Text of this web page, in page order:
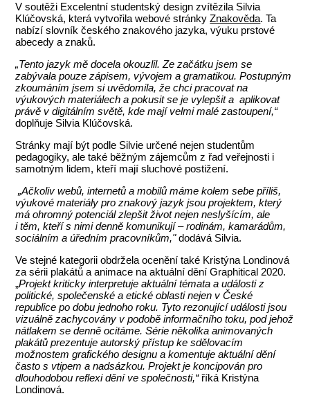
V soutěži Excelentní studentský design zvítězila Silvia
Klúčovská, která vytvořila webové stránkyZnakověda. Ta
nabízí slovník českého znakového jazyka, výuku prstové
abecedy a znaků.
„Tento jazyk mě docela okouzlil. Ze začátku jsem se
zabývala pouze zápisem, vývojem a gramatikou. Postupným
zkoumáním jsem si uvědomila, že chci pracovat na
výukových materiálech a pokusit se je vylepšit a aplikovat
právě v digitálním světě, kde mají velmi malé zastoupení,“
doplňuje Silvia Klúčovská.
Stránky mají být podle Silvie určené nejen studentům
pedagogiky, ale také běžným zájemcům z řad veřejnosti i
samotným lidem, kteří mají sluchové postižení.
„Ačkoliv webů, internetů a mobilů máme kolem sebe příliš,
výukové materiály pro znakový jazyk jsou projektem, který
má ohromný potenciál zlepšit život nejen neslyšícím, ale
i těm, kteří s nimi denně komunikují – rodinám, kamarádům,
sociálním a úředním pracovníkům,"dodává Silvia.
Ve stejné kategorii obdržela ocenění také Kristýna Londinová
za sérii plakátů a animace na aktuální dění Graphitical 2020.
„Projekt kriticky interpretuje aktuální témata a události z
politické, společenské a etické oblasti nejen v České
republice po dobu jednoho roku. Tyto rezonující události jsou
vizuálně zachycovány v podobě informačního toku, pod jehož
nátlakem se denně ocitáme. Série několika animovaných
plakátů prezentuje autorský přístup ke sdělovacím
možnostem grafického designu a komentuje aktuální dění
často s vtipem a nadsázkou. Projekt je koncipován pro
dlouhodobou reflexi dění ve společnosti,“říká Kristýna
Londinová.